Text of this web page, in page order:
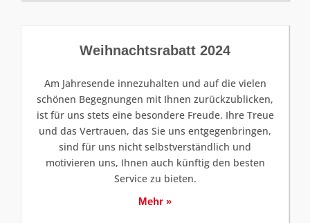
Weihnachtsrabatt 2024
Am Jahresende innezuhalten und auf die vielen
schönen Begegnungen mit Ihnen zurückzublicken,
ist für uns stets eine besondere Freude. Ihre Treue
und das Vertrauen, das Sie uns entgegenbringen,
sind für uns nicht selbstverständlich und
motivieren uns, Ihnen auch künftig den besten
Service zu bieten.
Mehr »